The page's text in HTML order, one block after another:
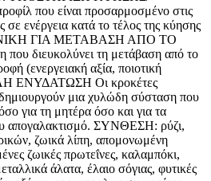
που είναι προσαρμοσμένο στις
σε ενέργεια κατά το τέλος της κύησης
ΓΙΑ ΜΕΤΑΒΑΣΗ ΑΠΟ ΤΟ
διευκολύνει τη μετάβαση από το
(ενεργειακή αξία, ποιοτική
ΕΝΥΔΑΤΩΣΗ Οι κροκέτες
μια χυλώδη σύσταση που
για τη μητέρα όσο και για τα
απογαλακτισμό. ΣΥΝΘΕΣΗ: ρύζι,
ζωικά λίπη, απομονωμένη
ζωικές πρωτεΐνες, καλαμπόκι,
άλατα, έλαιο σόγιας, φυτικές